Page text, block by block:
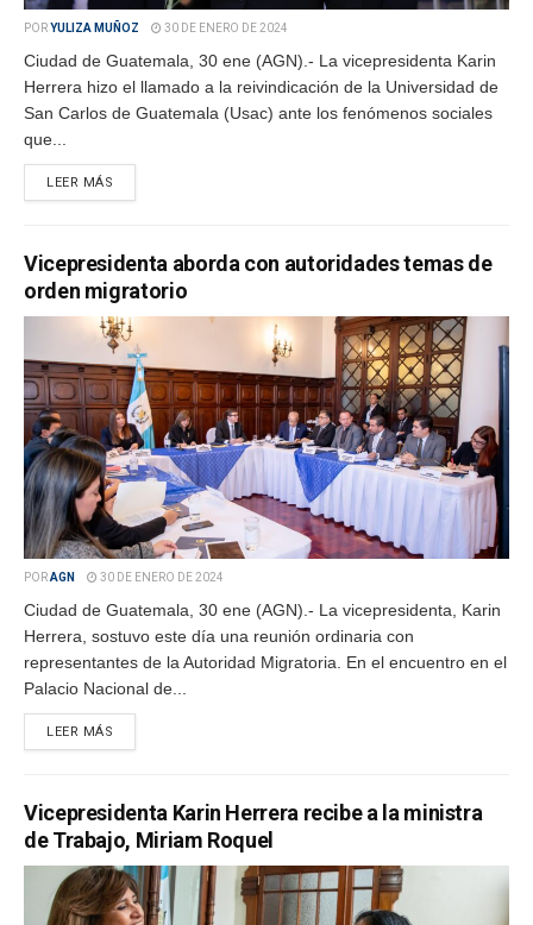
PORYULIZA MUÑOZ 30 DE ENERO DE 2024
Ciudad de Guatemala, 30 ene (AGN).- La vicepresidenta Karin
Herrera hizo el llamado a la reivindicación de la Universidad de
San Carlos de Guatemala (Usac) ante los fenómenos sociales
que...
LEER MÁS
Vicepresidenta aborda con autoridades temas de
orden migratorio
PORAGN 30 DE ENERO DE 2024
Ciudad de Guatemala, 30 ene (AGN).- La vicepresidenta, Karin
Herrera, sostuvo este día una reunión ordinaria con
representantes de la Autoridad Migratoria. En el encuentro en el
Palacio Nacional de...
LEER MÁS
Vicepresidenta Karin Herrera recibe a la ministra
de Trabajo, Miriam Roquel